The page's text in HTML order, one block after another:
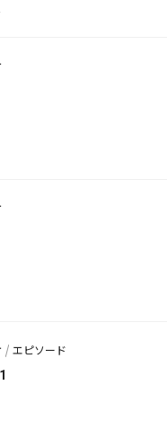
エピソード